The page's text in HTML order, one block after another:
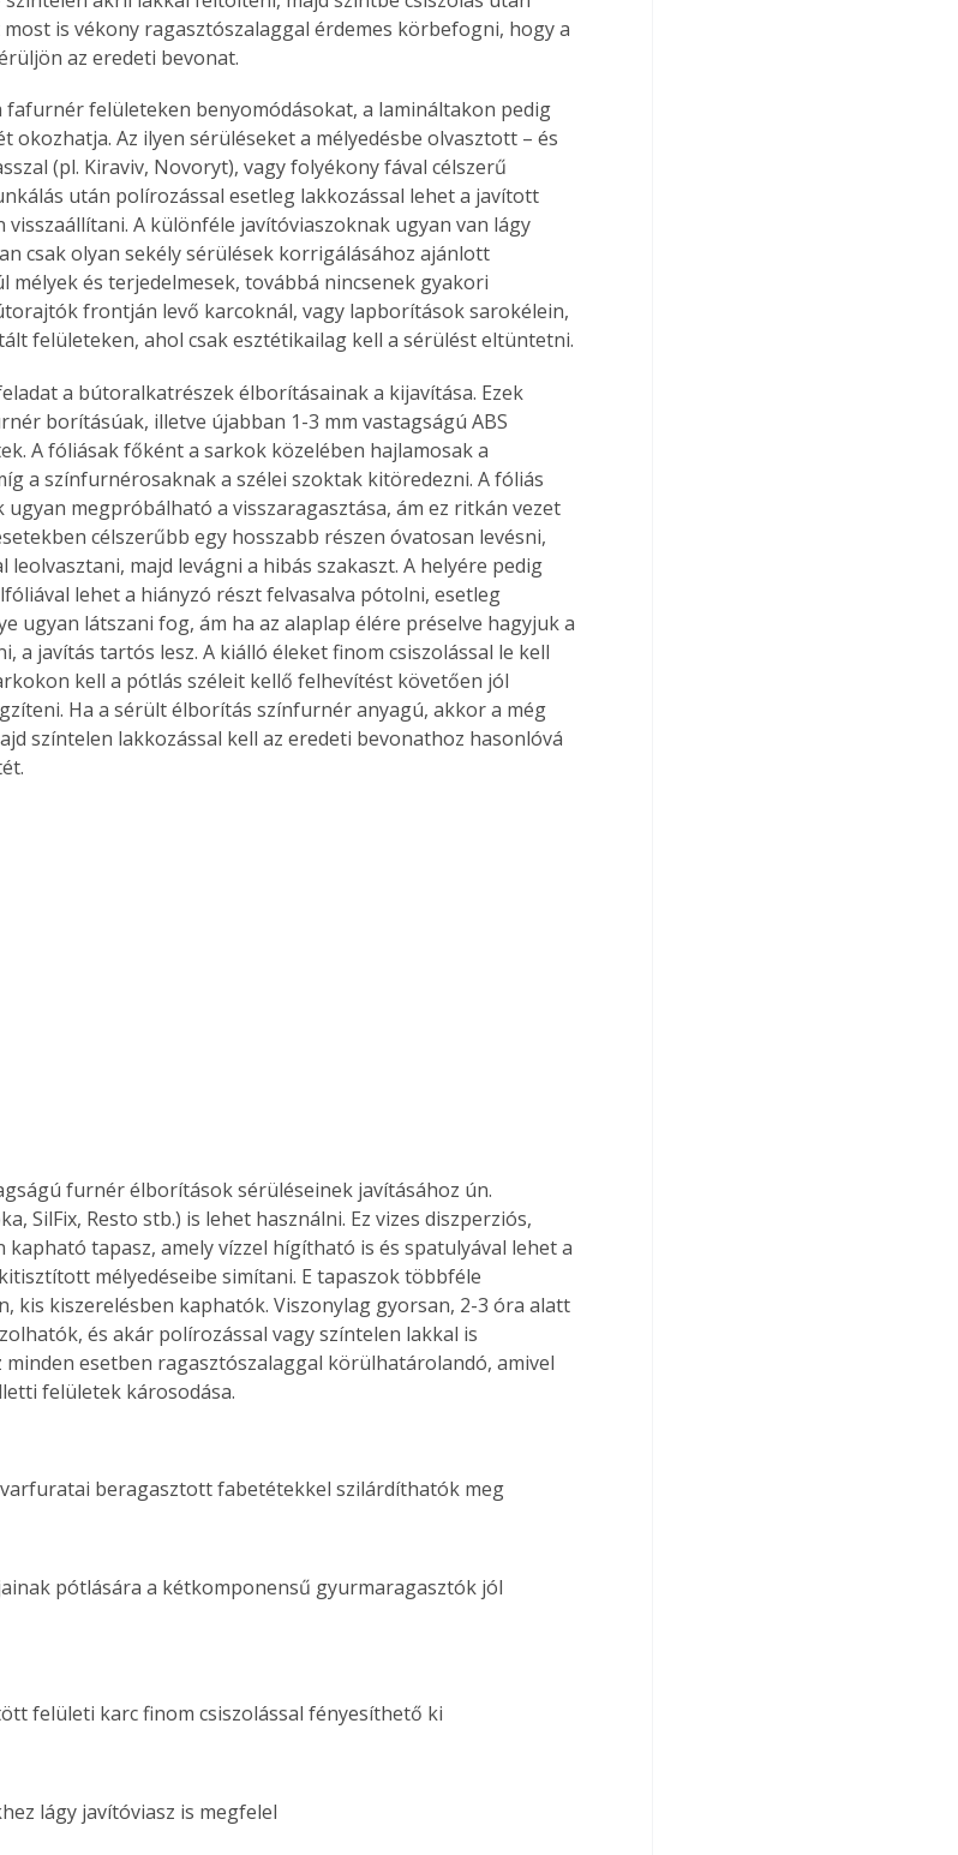
növények: a
is vékony ragasztószalaggal érdemes körbefogni, hogy a
az eredeti bevonat.
fafurnér felületeken benyomódásokat, a lamináltakon pedig
okozhatja. Az ilyen sérüléseket a mélyedésbe olvasztott – és
(pl. Kiraviv, Novoryt), vagy folyékony fával célszerű
után polírozással esetleg lakkozással lehet a javított
A különféle javítóviaszoknak ugyan van lágy
csak olyan sekély sérülések korrigálásához ajánlott
mélyek és terjedelmesek, továbbá nincsenek gyakori
frontján levő karcoknál, vagy lapborítások sarokélein,
felületeken, ahol csak esztétikailag kell a sérülést eltüntetni.
a bútoralkatrészek élborításainak a kijavítása. Ezek
borításúak, illetve újabban 1-3 mm vastagságú ABS
A fóliásak főként a sarkok közelében hajlamosak a
a színfurnérosaknak a szélei szoktak kitöredezni. A fóliás
megpróbálható a visszaragasztása, ám ez ritkán vezet
célszerűbb egy hosszabb részen óvatosan levésni,
leolvasztani, majd levágni a hibás szakaszt. A helyére pedig
lehet a hiányzó részt felvasalva pótolni, esetleg
ugyan látszani fog, ám ha az alaplap élére préselve hagyjuk a
a javítás tartós lesz. A kiálló éleket finom csiszolással le kell
kell a pótlás széleit kellő felhevítést követően jól
Ha a sérült élborítás színfurnér anyagú, akkor a még
színtelen lakkozással kell az eredeti bevonathoz hasonlóvá
furnér élborítások sérüléseinek javításához ún.
SilFix, Resto stb.) is lehet használni. Ez vizes diszperziós,
tapasz, amely vízzel hígítható is és spatulyával lehet a
mélyedéseibe simítani. E tapaszok többféle
kis kiszerelésben kaphatók. Viszonylag gyorsan, 2-3 óra alatt
és akár polírozással vagy színtelen lakkal is
esetben ragasztószalaggal körülhatárolandó, amivel
felületek károsodása.
beragasztott fabetétekkel szilárdíthatók meg
pótlására a kétkomponensű gyurmaragasztók jól
felületi karc finom csiszolással fényesíthető ki
lágy javítóviasz is megfelel